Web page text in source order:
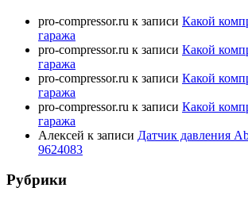
pro-compressor.ru к записи Какой
гаража
pro-compressor.ru к записи Какой
гаража
pro-compressor.ru к записи Какой
гаража
pro-compressor.ru к записи Какой
гаража
Алексей к записи Датчик давления
9624083
Рубрики